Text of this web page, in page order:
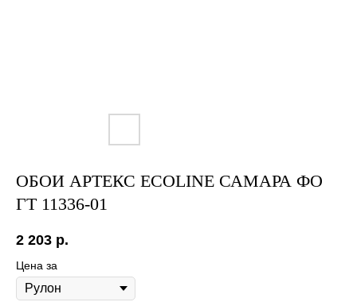
ОБОИ АРТЕКС ECOLINE САМАРА ФО
ГТ 11336-01
2 203 р.
Цена за